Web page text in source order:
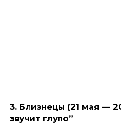
3. Близнецы (21 мая —
звучит глупо”